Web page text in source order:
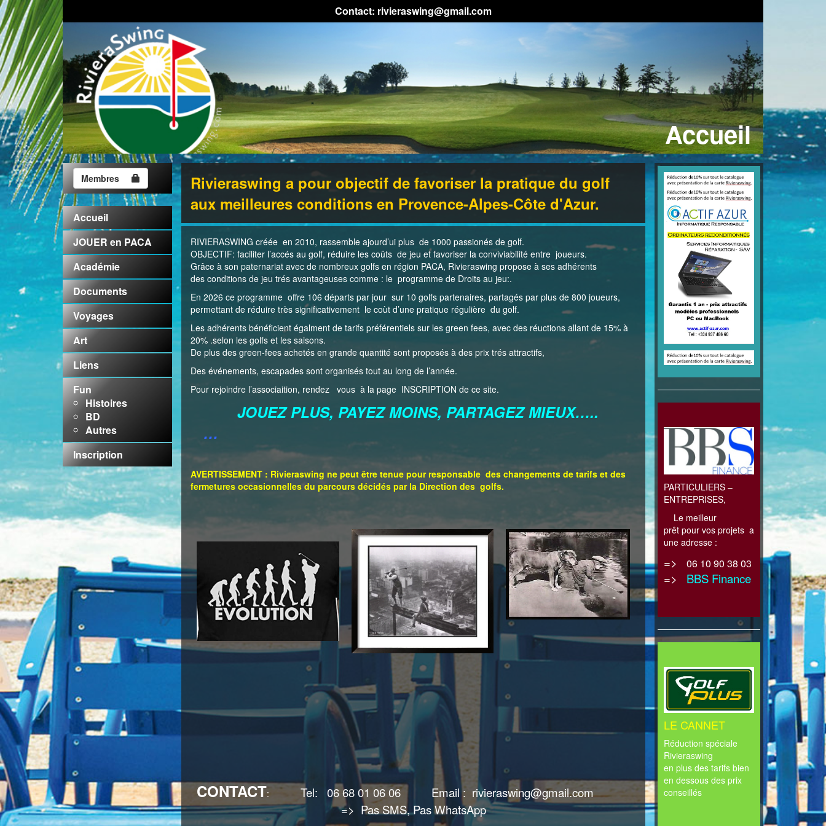
Contact: rivieraswing@gmail.com
Accueil
Membres
Accueil
JOUER en PACA
Académie
Documents
Voyages
Art
Liens
Fun
Histoires
BD
Autres
Inscription
Rivieraswing a pour objectif de favoriser la pratique du golf
aux meilleures conditions en Provence-Alpes-Côte d'Azur.
RIVIERASWING créée en 2010, rassemble ajourd’ui plus de 1000 passionés de golf.
OBJECTIF: faciliter l’accés au golf, réduire les coûts de jeu et favoriser la conviviabilité entre joueurs.
Grâce à son paternariat avec de nombreux golfs en région PACA, Rivieraswing propose à ses adhérents
des conditions de jeu trés avantageuses comme : le programme de Droits au jeu:.
En 2026 ce programme offre 106 départs par jour sur 10 golfs partenaires, partagés par plus de 800 joueurs,
permettant de réduire très significativement le coùt d’une pratique régulière du golf.
Les adhérents bénéficient égalment de tarifs préférentiels sur les green fees, avec des réuctions allant de 15% à
20% .selon les golfs et les saisons.
De plus des green-fees achetés en grande quantité sont proposés à des prix trés attractifs,
Des événements, escapades sont organisés tout au long de l’année.
Pour rejoindre l’associaition, rendez vous à la page INSCRIPTION de ce site.
JOUEZ PLUS, PAYEZ MOINS, PARTAGEZ MIEUX…..
…
AVERTISSEMENT : Rivieraswing ne peut être tenue pour responsable des changements de tarifs et des
fermetures occasionnelles du parcours décidés par la Direction des golfs.
CONTACT:
Tel: 06 68 01 06 06 Email : rivieraswing@gmail.com
=> Pas SMS, Pas WhatsApp
PARTICULIERS –
ENTREPRISES,
Le meilleur
prêt pour vos projets a
une adresse :
=> 06 10 90 38 03
=> BBS Finance
LE CANNET
Réduction spéciale
Rivieraswing
en plus des tarifs bien
en dessous des prix
conseillés